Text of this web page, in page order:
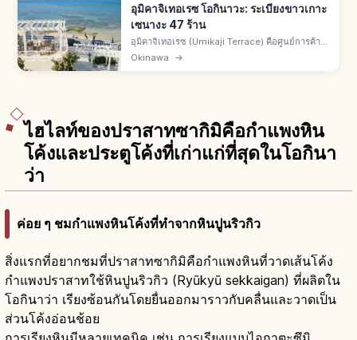
อุมิคาจิเทอเรซ โอกินาวะ: ระเบียงขาวเกาะ
เซนางะ 47 ร้าน
อุมิคาจิเทอเรซ (Umikaji Terrace) คือศูนย์การค้า
แนวรีสอร์ตบนเกาะเซนางะ เมืองโทมิกุสึคุ จ.โอกินา
Okinawa →
ไฮไลท์ของปราสาทซากิมิคือกำแพงหิน
โค้งและประตูโค้งที่เก่าแก่ที่สุดในโอกินา
ว่า
ค่อย ๆ ชมกำแพงหินโค้งที่ทำจากหินปูนริวกิว
สิ่งแรกที่อยากชมที่ปราสาทซากิมิคือกำแพงหินที่วาดเส้นโค้ง
กำแพงปราสาทใช้หินปูนริวกิว (Ryūkyū sekkaigan) ที่ผลิตใน
โอกินาว่า เรียงซ้อนกันโดยยื่นออกมาราวกับคลื่นและวาดเป็น
ส่วนโค้งอ่อนช้อย